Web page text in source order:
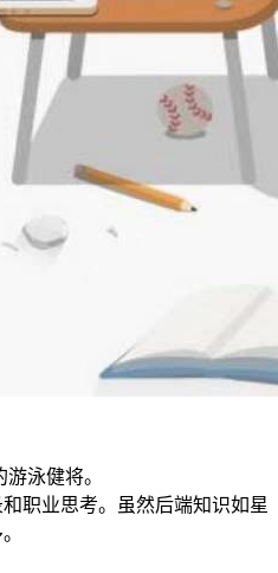
泳健将。
职业思考。虽然后端知识如星